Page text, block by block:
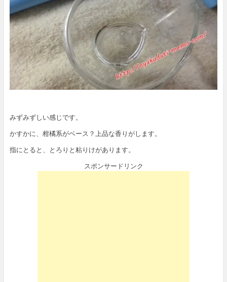
みずみずしい感じです。
かすかに、柑橘系がベース？上品な香りがします。
指にとると、とろりと粘りけがあります。
スポンサードリンク